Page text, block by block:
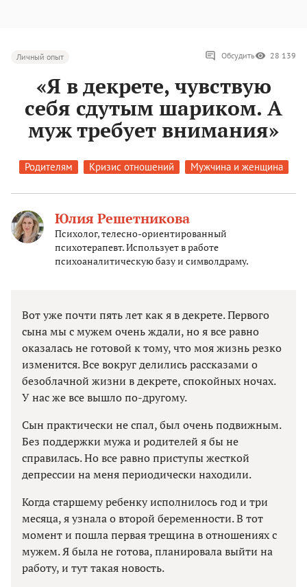
Личный опыт Обсудить 28 139
«Я в декрете, чувствую
себя сдутым шариком. А
муж требует внимания»
Родителям Кризис отношений Мужчина и женщина
Юлия Решетникова
Психолог, телесно-ориентированный
психотерапевт. Использует в работе
психоаналитическую базу и символдраму.
Вот уже почти пять лет как я в декрете. Первого
сына мы с мужем очень ждали, но я все равно
оказалась не готовой к тому, что моя жизнь резко
изменится. Все вокруг делились рассказами о
безоблачной жизни в декрете, спокойных ночах.
У нас же все вышло по-другому.
Сын практически не спал, был очень подвижным.
Без поддержки мужа и родителей я бы не
справилась. Но все равно приступы жесткой
депрессии на меня периодически находили.
Когда старшему ребенку исполнилось год и три
месяца, я узнала о второй беременности. В тот
момент и пошла первая трещина в отношениях с
мужем. Я была не готова, планировала выйти на
работу, и тут такая новость.